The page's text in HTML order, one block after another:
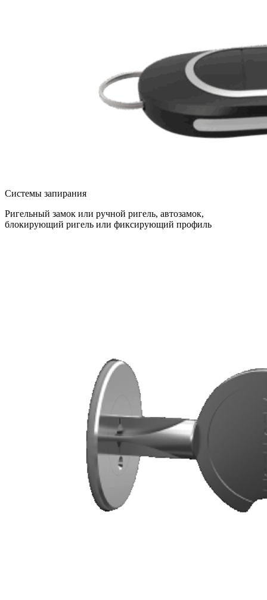
Системы запирания
Ригельный замок или ручной ригель, автозамок,
блокирующий ригель или фиксирующий профиль